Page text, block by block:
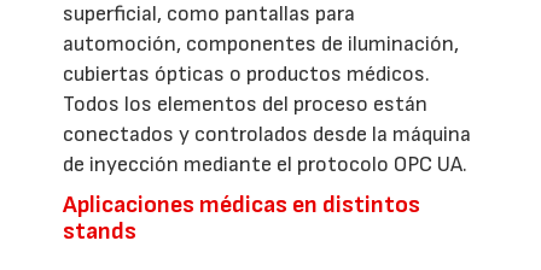
superficial, como pantallas para
automoción, componentes de iluminación,
cubiertas ópticas o productos médicos.
Todos los elementos del proceso están
conectados y controlados desde la máquina
de inyección mediante el protocolo OPC UA.
Aplicaciones médicas en distintos
stands